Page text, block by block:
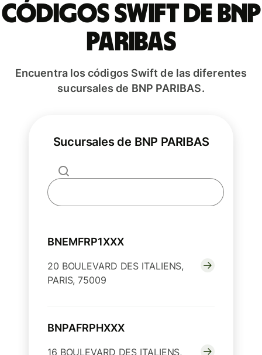
Códigos Swift de BNP
PARIBAS
Encuentra los códigos Swift de las diferentes
sucursales de BNP PARIBAS.
Sucursales de BNP PARIBAS
BNEMFRP1XXX
20 BOULEVARD DES ITALIENS,
PARIS, 75009
BNPAFRPHXXX
16 BOULEVARD DES ITALIENS,